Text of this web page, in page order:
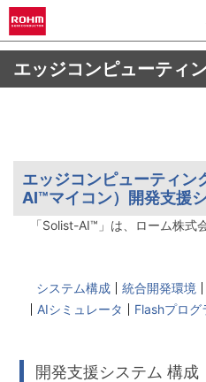
エッジコンピューティ
AI™マイコン）開発支援
「Solist-AI™」は、ローム株式
システム構成 統合開発環境
AIシミュレータ
Flashプログ
開発支援システム 構成